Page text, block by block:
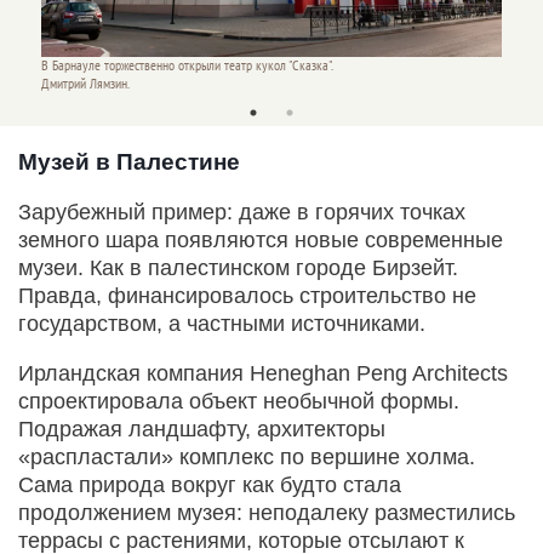
В Барнауле торжественно открыли театр кукол "Сказка".
Дмитрий Лямзин.
Музей в Палестине
Зарубежный пример: даже в горячих точках
земного шара появляются новые современные
музеи. Как в палестинском городе Бирзейт.
Правда, финансировалось строительство не
государством, а частными источниками.
Ирландская компания Heneghan Peng Architects
спроектировала объект необычной формы.
Подражая ландшафту, архитекторы
«распластали» комплекс по вершине холма.
Сама природа вокруг как будто стала
продолжением музея: неподалеку разместились
террасы с растениями, которые отсылают к